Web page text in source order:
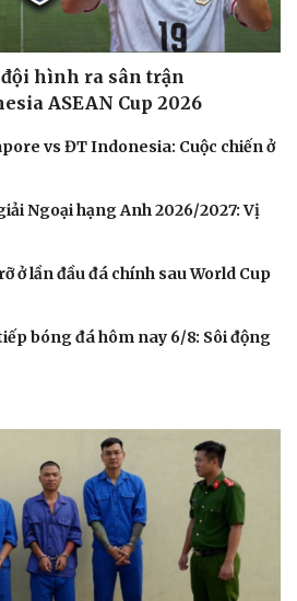
Đời sống
Blog
hình ra sân trận
ASEAN Cup 2026
vs ĐT Indonesia: Cuộc chiến ở
Ngoại hạng Anh 2026/2027: Vị
ở lần đầu đá chính sau World Cup
bóng đá hôm nay 6/8: Sôi động